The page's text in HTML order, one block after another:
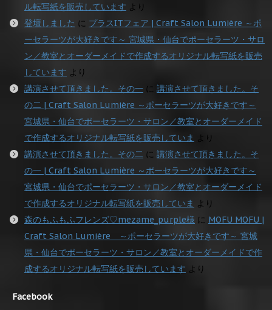
ル転写紙を販売しています より
登壇しました に プラスITフェア | Craft Salon Lumière ～ポ
ーセラーツが大好きです～ 宮城県・仙台でポーセラーツ・サロ
ン／教室とオーダーメイドで作成するオリジナル転写紙を販売
しています より
講演させて頂きました。その一 に 講演させて頂きました。そ
の二 | Craft Salon Lumière ～ポーセラーツが大好きです～
宮城県・仙台でポーセラーツ・サロン／教室とオーダーメイド
で作成するオリジナル転写紙を販売していま
より
講演させて頂きました。その二 に 講演させて頂きました。そ
の一 | Craft Salon Lumière ～ポーセラーツが大好きです～
宮城県・仙台でポーセラーツ・サロン／教室とオーダーメイド
で作成するオリジナル転写紙を販売していま より
森のもふもふフレンズ♡mezame_purple様 に MOFU MOFU |
Craft Salon Lumière ～ポーセラーツが大好きです～ 宮城
県・仙台でポーセラーツ・サロン／教室とオーダーメイドで作
成するオリジナル転写紙を販売しています より
Facebook